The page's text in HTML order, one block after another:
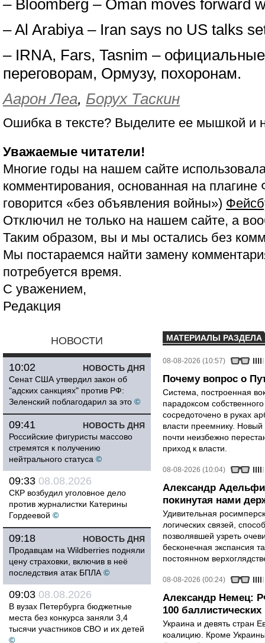
– Bloomberg – Oman moves forward
– Al Arabiya – Iran says no US talks
– IRNA, Fars, Tasnim –
переговорам, Ормузу, похоронам.
Аарон Леа, Борух Таскин
Ошибка в тексте? Выделите ее мышкой и
Уважаемые читатели!
Многие годы на нашем сайте
комментирования, основанная на
говорится «без объявления войны»)
Отключил не только на нашем сайте, а
Таким образом, вы и мы остались без
Мы постараемся найти замену
потребуется время.
С уважением,
Редакция
НОВОСТИ
НОВОСТЬ ДНЯ
10:02
Сенат США утвердил закон об
"адских санкциях" против РФ:
Зеленский поблагодарил за это ©
НОВОСТЬ ДНЯ
09:41
Российские фигуристы массово
стремятся к получению
нейтрального статуса ©
09:33 08.08.2026
СКР возбудил уголовное дело
против журналистки Катерины
Гордеевой ©
НОВОСТЬ ДНЯ
09:18
Продавцам на Wildberries подняли
цену страховки, включив в неё
последствия атак БПЛА ©
09:03 08.08.2026
В вузах Петербурга бюджетные
места без конкурса заняли 3,4
тысячи участников СВО и их детей
©
МАТЕРИАЛЫ РАЗДЕЛА
08-08-2026 (10:57)
Почему вопрос о
Система, построенная
парадоксом
сосредоточено в руках
власти преемнику.
почти неизбежно
приход к власти.
08-08-2026 (10:04)
Александр
покинутая нами
Удивительная
логических связей,
позволявшей узреть
бесконечная экспансия
постоянном
08-08-2026 (00:24)
Александр Немец:
100 баллистических
Украина и девять стран
коалицию. Кроме